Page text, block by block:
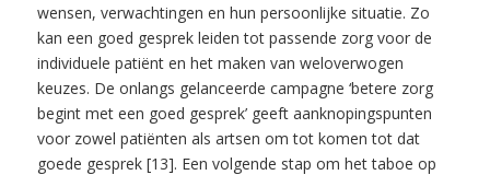
wensen, verwachtingen en hun persoonlijke situatie. Zo
kan een goed gesprek leiden tot passende zorg voor de
individuele patiënt en het maken van weloverwogen
keuzes. De onlangs gelanceerde campagne ‘betere zorg
begint met een goed gesprek’ geeft aanknopingspunten
voor zowel patiënten als artsen om tot komen tot dat
goede gesprek [13]. Een volgende stap om het taboe op